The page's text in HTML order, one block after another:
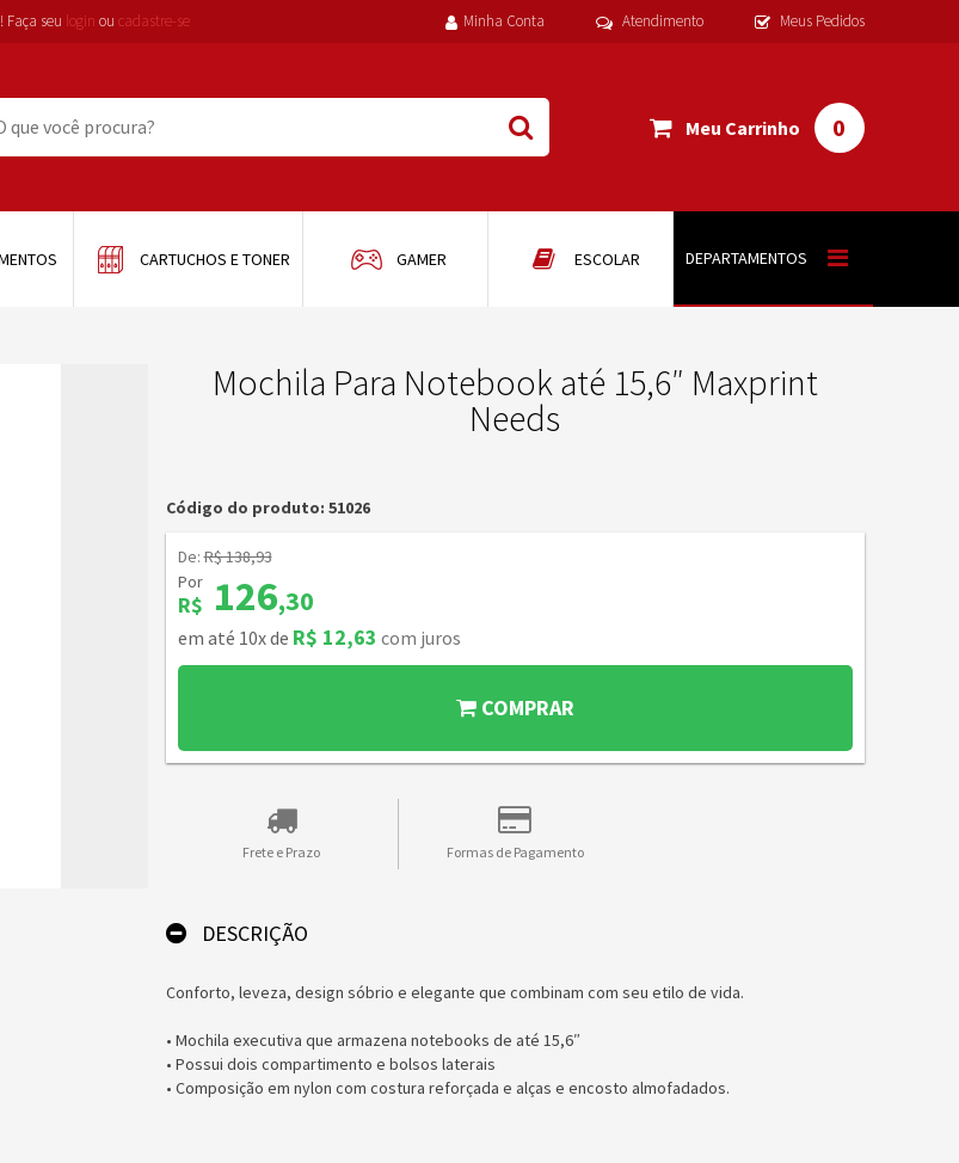
Faça seu login ou cadastre-se Minha Conta Atendimento Meus Pedidos
Meu Carrinho 0
CARTUCHOS E TONER GAMER ESCOLAR DEPARTAMENTOS
Mochila Para Notebook até 15,6″ Maxprint
Needs
Código do produto: 51026
De:R$ 138,93
Por
R$ 126,30
em até 10x de R$ 12,63 com juros
COMPRAR
Frete e Prazo Formas de Pagamento
DESCRIÇÃO
Conforto, leveza, design sóbrio e elegante que combinam com seu etilo de vida.
• Mochila executiva que armazena notebooks de até 15,6″
• Possui dois compartimento e bolsos laterais
• Composição em nylon com costura reforçada e alças e encosto almofadados.